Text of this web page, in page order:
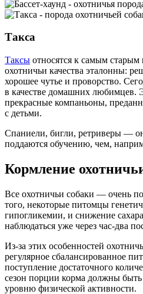
Такса
Таксы относятся к самым
охотничьи качества эталонны:
хорошее чутье и проворство.
в качестве домашних
прекрасные компаньоны,
с детьми.
Спаниели, бигли, ретриверы —
поддаются обучению, чем,
Кормление
Все охотничьи собаки — очень
того, некоторые питомцы
гипогликемии, и снижение
наблюдаться уже через час-два
Из-за этих особенностей
регулярное сбалансированное
поступление достаточного
сезон порции корма должны
уровню физической активности.